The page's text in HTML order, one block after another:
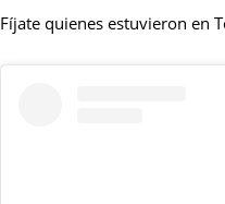
Fíjate quienes estuvieron en